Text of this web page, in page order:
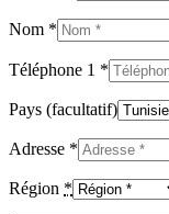
Nom *
Téléphone 1 *
Pays (facultatif)
Adresse *
Région *